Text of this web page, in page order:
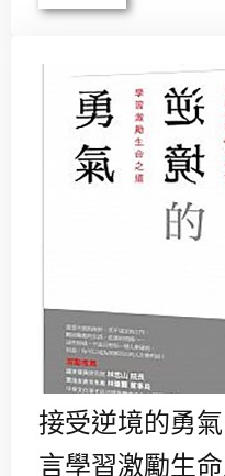
接受逆境的勇
言學習激勵生